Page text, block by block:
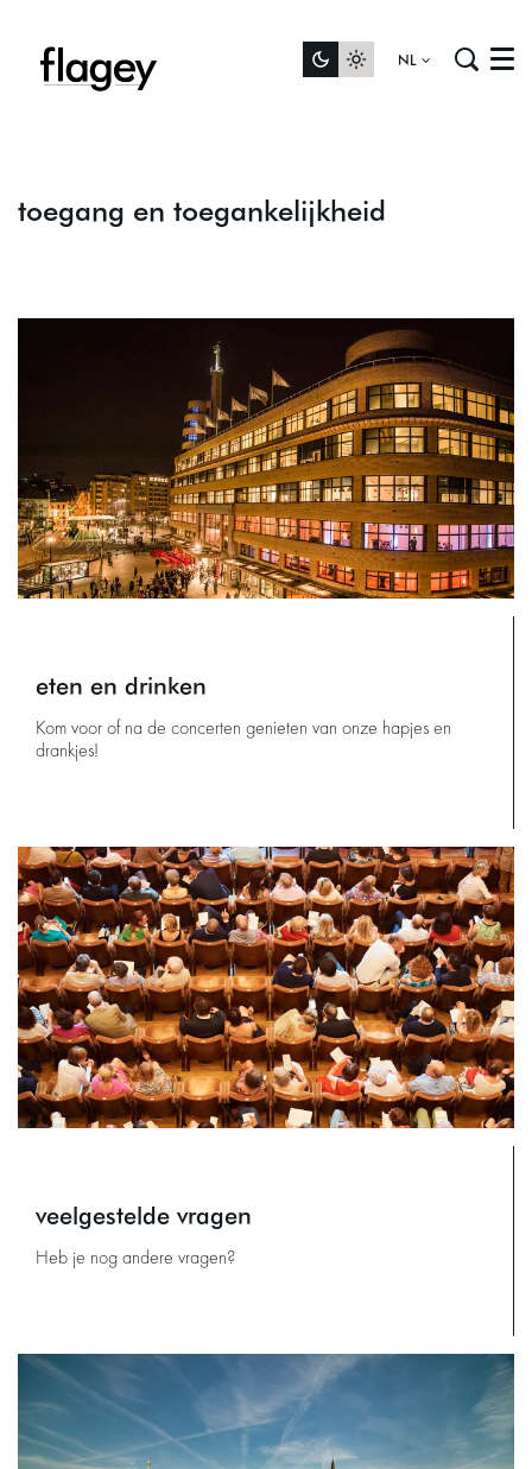
NL Menu
toegang en toegankelijkheid
eten en drinken
Kom voor of na de concerten genieten van onze hapjes en
drankjes!
veelgestelde vragen
Heb je nog andere vragen?